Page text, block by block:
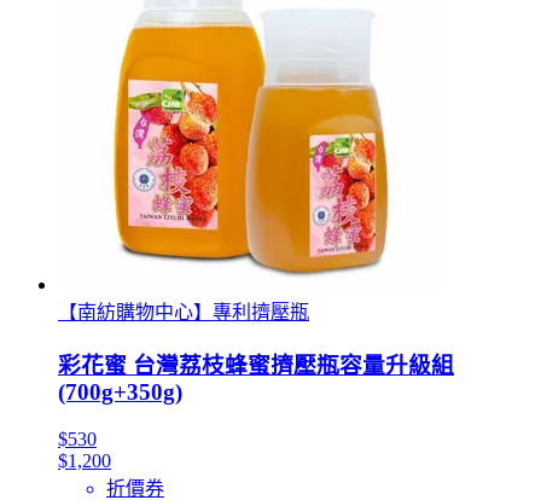
【南紡購物中心】專利擠壓瓶
彩花蜜 台灣荔枝蜂蜜擠壓瓶容量升級組
(700g+350g)
$530
$1,200
折價券